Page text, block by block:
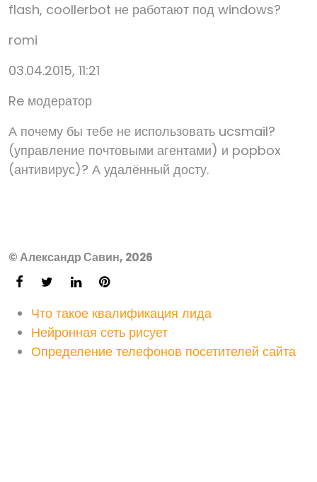
flash, coollerbot не работают под windows?
romi
03.04.2015, 11:21
Re модератор
А почему бы тебе не использовать ucsmail?
(управление почтовыми агентами) и popbox
(антивирус)? А удалённый досту.
© Александр Савин, 2026
Что такое квалификация лида
Нейронная сеть рисует
Определение телефонов посетителей сайта